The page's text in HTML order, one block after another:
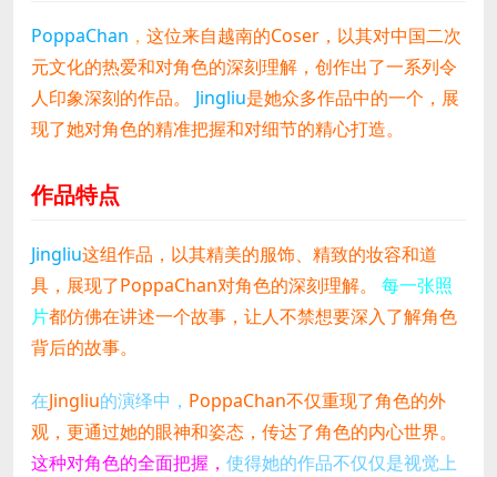
PoppaChan ， 这位来自越南的Coser，以其对中国二次
元文化的热爱和对角色的深刻理解，创作出了一系列令
人印象深刻的作品。
Jingliu是她众多作品中的一个，展
现了她对角色的精准把握和对细节的精心打造。
作品特点
Jingliu这组作品，以其精美的服饰、精致的妆容和道
具，展现了PoppaChan对角色的深刻理解。
每一张照
片都仿佛在讲述一个故事，让人不禁想要深入了解角色
背后的故事。
在Jingliu的演绎中， PoppaChan不仅重现了角色的外
观，更通过她的眼神和姿态，传达了角色的内心世界。
这种对角色的全面把握， 使得她的作品不仅仅是视觉上